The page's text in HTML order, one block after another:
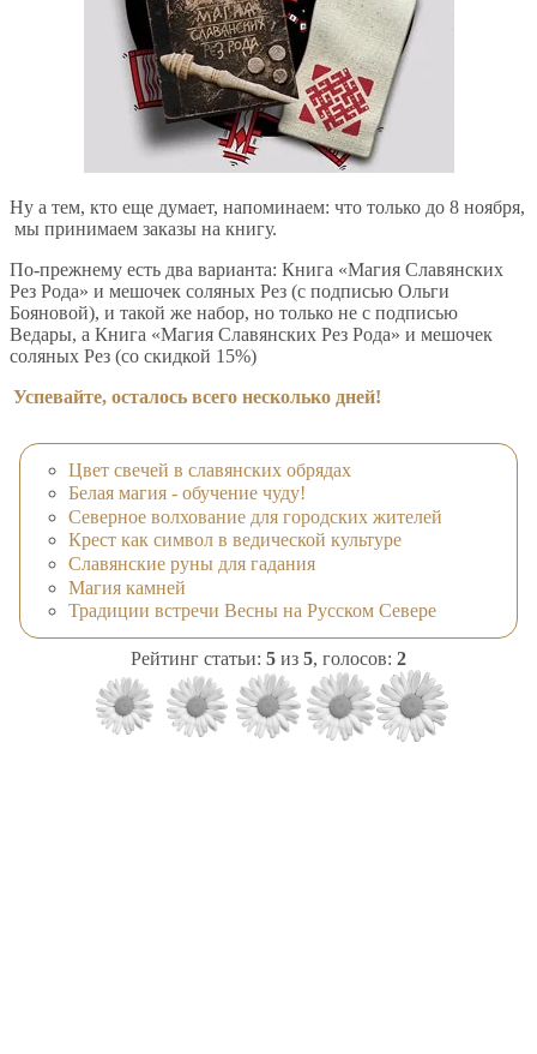
Ну а тем, кто еще думает, напоминаем: что только до 8 ноября,
мы принимаем заказы на книгу.
По-прежнему есть два варианта: Книга «Магия Славянских
Рез Рода» и мешочек соляных Рез (с подписью Ольги
Бояновой), и такой же набор, но только не с подписью
Ведары, а Книга «Магия Славянских Рез Рода» и мешочек
соляных Рез (со скидкой 15%)
Успевайте, осталось всего несколько дней!
Цвет свечей в славянских обрядах
Белая магия - обучение чуду!
Северное волхование для городских жителей
Крест как символ в ведической культуре
Славянские руны для гадания
Магия камней
Традиции встречи Весны на Русском Севере
Рейтинг статьи: 5 из 5, голосов: 2